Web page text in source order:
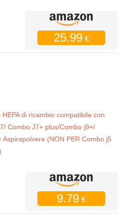
25.99 €
di ricambio compatibile con
Combo J7+ plus/Combo j9+/
(NON PER Combo j5
9.79 €